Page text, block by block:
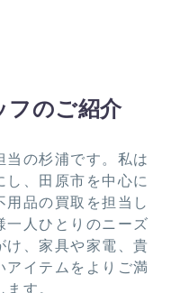
レ
類
引
取
て
た
だき
あり
さり
た。
この
度は
あり
がと
うご
フのご紹介
当の杉浦です。私は
、田原市を中心に
品の買取を担当し
一人ひとりのニーズ
け、家具や家電、貴
アイテムをよりご満
す。